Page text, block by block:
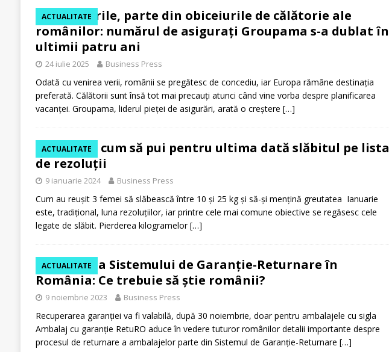
ACTUALITATE
Asigurările, parte din obiceiurile de călătorie ale
românilor: numărul de asigurați Groupama s-a dublat în
ultimii patru ani
24 iulie 2025 Business Press
Odată cu venirea verii, românii se pregătesc de concediu, iar Europa rămâne destinația
preferată. Călătorii sunt însă tot mai precauți atunci când vine vorba despre planificarea
vacanței. Groupama, liderul pieței de asigurări, arată o creștere […]
ACTUALITATE
IKANOS: cum să pui pentru ultima dată slăbitul pe lista
de rezoluții
9 ianuarie 2024 Business Press
Cum au reușit 3 femei să slăbească între 10 și 25 kg și să-și mențină greutatea Ianuarie
este, tradițional, luna rezoluțiilor, iar printre cele mai comune obiective se regăsesc cele
legate de slăbit. Pierderea kilogramelor[…]
ACTUALITATE
Lansarea Sistemului de Garanție-Returnare în
România: Ce trebuie să știe românii?
9 noiembrie 2023 Business Press
Recuperarea garanției va fi valabilă, după 30 noiembrie, doar pentru ambalajele cu sigla
Ambalaj cu garanție RetuRO aduce în vedere tuturor românilor detalii importante despre
procesul de returnare a ambalajelor parte din Sistemul de Garanție-Returnare […]